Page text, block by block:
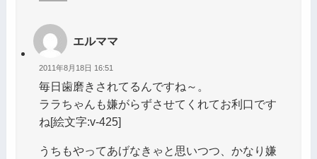
エルママ
2011年8月18日 16:51
毎日歯磨きされてるんですね～。
ララちゃんも嫌がらずさせてくれてお利口です
ね[絵文字:v-425]
うちもやってあげなきゃと思いつつ、かなり嫌